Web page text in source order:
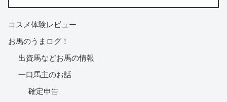
コスメ体験レビュー
お馬のうまログ！
出資馬などお馬の情報
一口馬主のお話
確定申告